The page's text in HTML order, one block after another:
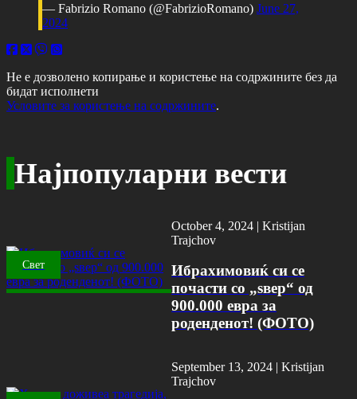
— Fabrizio Romano (@FabrizioRomano) June 27,
2024
Не е дозволено копирање и користење на содржините без да
бидат исполнети
Условите за користење на содржините.
Најпопуларни вести
Свет
October 4, 2024 |Kristijan
Trajchov
Ибрахимовиќ си се
почасти со „ѕвер“ од
900.000 евра за
роденденот! (ФОТО)
September 13, 2024 | Kristijan
Trajchov